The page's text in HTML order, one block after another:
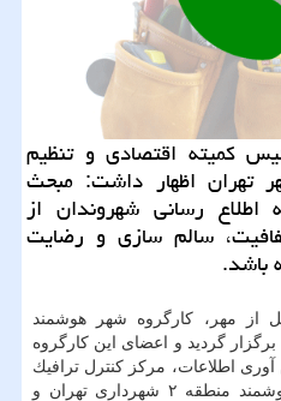
كمیته اقتصادی و تنظیم
تهران اظهار داشت: مبحث
رسانی شهروندان از
سالم سازی و رضایت
باشد.
از مهر، كارگروه شهر هوشمند
گردید و اعضای این كارگروه
اطلاعات، مركز كنترل ترافیك
شهر تهران، پروژه های شهر هوشمند منطقه ۲ شهرداری تهران و